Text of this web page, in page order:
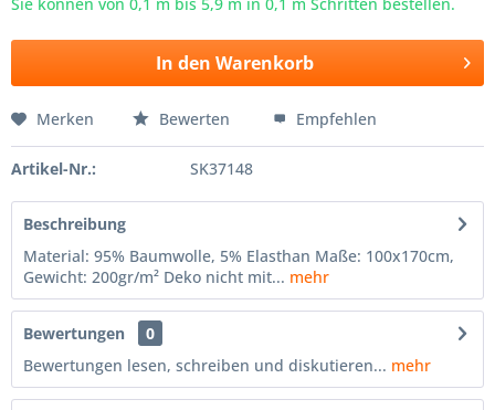
In den Warenkorb
Merken Bewerten Empfehlen
Artikel-Nr.: SK37148
Beschreibung
Material: 95% Baumwolle, 5% Elasthan Maße: 100x170cm,
Gewicht: 200gr/m² Deko nicht mit... mehr
Bewertungen
0
Bewertungen lesen, schreiben und diskutieren... mehr